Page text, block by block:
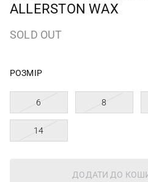
ALLERSTON WAX
SOLD OUT
РОЗМІР
6 8
14
ДОДАТИ ДО